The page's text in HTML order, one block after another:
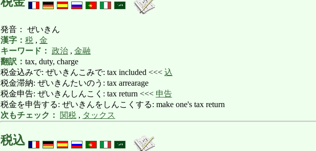
発音： ぜいきん
漢字： 税 , 金
キーワード： 政治 , 金融
翻訳： tax, duty, charge
税金込みで: ぜいきんこみで: tax included <<< 込
税金滞納: ぜいきんたいのう: tax arrearage
税金申告: ぜいきんしんこく: tax return <<< 申告
税金を申告する: ぜいきんをしんこくする: make one's tax return
次もチェック：
関税 , タックス
税込